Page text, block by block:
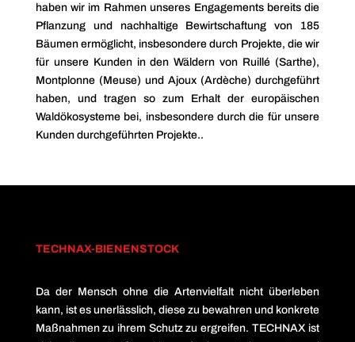
haben wir im Rahmen unseres Engagements bereits die
Pflanzung und nachhaltige Bewirtschaftung von 185
Bäumen ermöglicht, insbesondere durch Projekte, die wir
für unsere Kunden in den Wäldern von Ruillé (Sarthe),
Montplonne (Meuse) und Ajoux (Ardèche) durchgeführt
haben, und tragen so zum Erhalt der europäischen
Waldökosysteme bei, insbesondere durch die für unsere
Kunden durchgeführten Projekte..
TECHNAX-BIENENSTOCK
Da der Mensch ohne die Artenvielfalt nicht überleben
kann, ist es unerlässlich, diese zu bewahren und konkrete
Maßnahmen zu ihrem Schutz zu ergreifen. TECHNAX ist